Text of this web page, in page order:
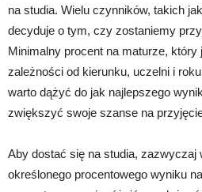
na studia. Wielu czynników, takich
decyduje o tym, czy zostaniemy
Minimalny procent na maturze,
zależności od kierunku, uczelni i
warto dążyć do jak najlepszego
zwiększyć swoje szanse na
Aby dostać się na studia, zazwyczaj
określonego procentowego wyniku